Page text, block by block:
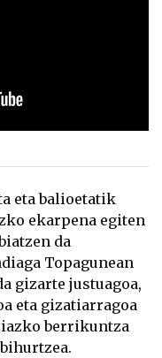
eta balioetatik
ekarpena egiten
da
Topagunean
gizarte justuagoa,
eta gizatiarragoa
berrikuntza